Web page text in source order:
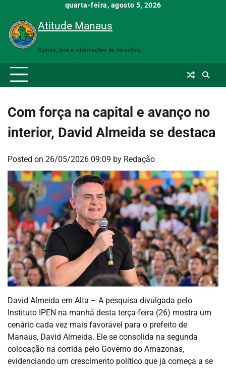
content
quarta-feira, agosto 5, 2026
Atitude Manaus
Cultura, Arte e Informações da Amazônia
Com força na capital e avanço no
interior, David Almeida se destaca
Posted on 26/05/2026 09:09 by Redação
David Almeida em Alta – A pesquisa divulgada pelo
Instituto IPEN na manhã desta terça-feira (26) mostra um
cenário cada vez mais favorável para o prefeito de
Manaus, David Almeida. Ele se consolida na segunda
colocação na corrida pelo Governo do Amazonas,
evidenciando um crescimento político que já começa a se